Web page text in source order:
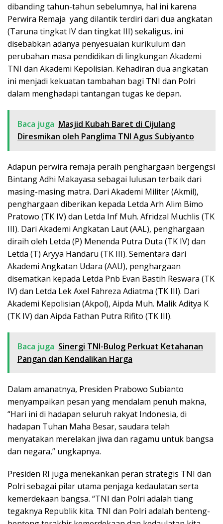
dibanding tahun-tahun sebelumnya, hal ini karena
Perwira Remaja yang dilantik terdiri dari dua angkatan
(Taruna tingkat IV dan tingkat III) sekaligus, ini
disebabkan adanya penyesuaian kurikulum dan
perubahan masa pendidikan di lingkungan Akademi
TNI dan Akademi Kepolisian. Kehadiran dua angkatan
ini menjadi kekuatan tambahan bagi TNI dan Polri
dalam menghadapi tantangan tugas ke depan.
Baca juga Masjid Kubah Baret di Cijulang
Diresmikan oleh Panglima TNI Agus Subiyanto
Adapun perwira remaja peraih penghargaan bergengsi
Bintang Adhi Makayasa sebagai lulusan terbaik dari
masing-masing matra. Dari Akademi Militer (Akmil),
penghargaan diberikan kepada Letda Arh Alim Bimo
Pratowo (TK IV) dan Letda Inf Muh. Afridzal Muchlis (TK
III). Dari Akademi Angkatan Laut (AAL), penghargaan
diraih oleh Letda (P) Menenda Putra Duta (TK IV) dan
Letda (T) Aryya Handaru (TK III). Sementara dari
Akademi Angkatan Udara (AAU), penghargaan
disematkan kepada Letda Pnb Evan Bastih Reswara (TK
IV) dan Letda Lek Axel Fahreza Adiatma (TK III). Dari
Akademi Kepolisian (Akpol), Aipda Muh. Malik Aditya K
(TK IV) dan Aipda Fathan Putra Rifito (TK III).
Baca juga Sinergi TNI-Bulog Perkuat Ketahanan
Pangan dan Kendalikan Harga
Dalam amanatnya, Presiden Prabowo Subianto
menyampaikan pesan yang mendalam penuh makna,
“Hari ini di hadapan seluruh rakyat Indonesia, di
hadapan Tuhan Maha Besar, saudara telah
menyatakan merelakan jiwa dan ragamu untuk bangsa
dan negara,” ungkapnya.
Presiden RI juga menekankan peran strategis TNI dan
Polri sebagai pilar utama penjaga kedaulatan serta
kemerdekaan bangsa. “TNI dan Polri adalah tiang
tegaknya Republik kita. TNI dan Polri adalah benteng-